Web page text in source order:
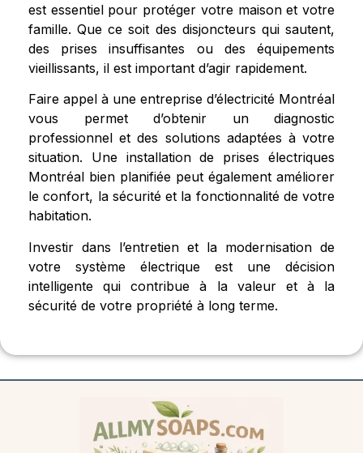
est essentiel pour protéger votre maison et votre
famille. Que ce soit des disjoncteurs qui sautent,
des prises insuffisantes ou des équipements
vieillissants, il est important d’agir rapidement.
Faire appel à une entreprise d’électricité Montréal
vous permet d’obtenir un diagnostic
professionnel et des solutions adaptées à votre
situation. Une installation de prises électriques
Montréal bien planifiée peut également améliorer
le confort, la sécurité et la fonctionnalité de votre
habitation.
Investir dans l’entretien et la modernisation de
votre système électrique est une décision
intelligente qui contribue à la valeur et à la
sécurité de votre propriété à long terme.